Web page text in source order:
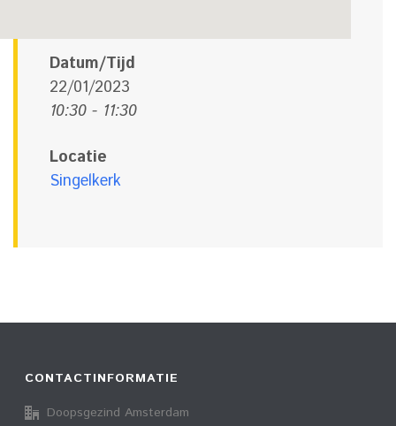
Datum/Tijd
22/01/2023
10:30 - 11:30
Locatie
Singelkerk
CONTACTINFORMATIE
Doopsgezind Amsterdam